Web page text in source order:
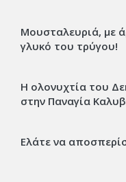
Μουσταλευριά, με
γλυκό του τρύγου!
Η ολονυχτία του
στην Παναγία
Ελάτε να